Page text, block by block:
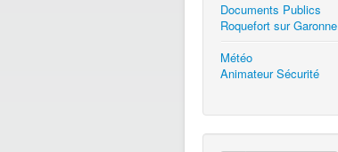
Documents Publics
Roquefort sur Garonne
Météo
Animateur Sécurité